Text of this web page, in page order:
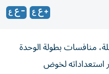
منافسات بطولة الوحدة
استعداداته لخوض